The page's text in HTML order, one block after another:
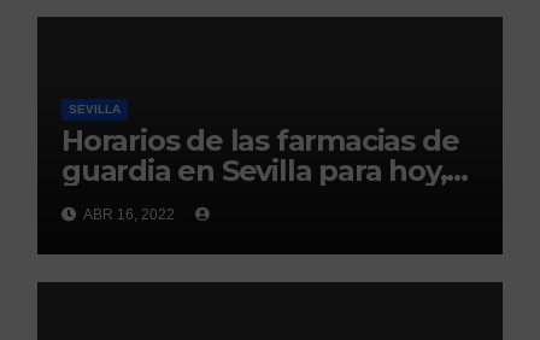
SEVILLA
Horarios de las farmacias de
guardia en Sevilla para hoy,
16 de abril
ABR 16, 2022